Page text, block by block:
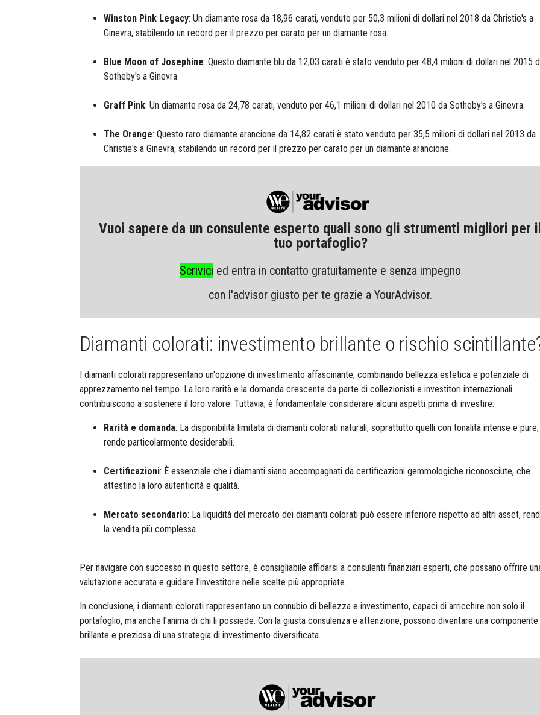
Winston Pink Legacy: Un diamante rosa da 18,96 carati, venduto per 50,3 milioni di dollari nel 2018 da Christie's a
Ginevra, stabilendo un record per il prezzo per carato per un diamante rosa.
Blue Moon of Josephine: Questo diamante blu da 12,03 carati è stato venduto per 48,4 milioni di dollari nel 2015
Sotheby's a Ginevra.
Graff Pink: Un diamante rosa da 24,78 carati, venduto per 46,1 milioni di dollari nel 2010 da Sotheby's a Ginevra.
The Orange: Questo raro diamante arancione da 14,82 carati è stato venduto per 35,5 milioni di dollari nel 2013 da
Christie's a Ginevra, stabilendo un record per il prezzo per carato per un diamante arancione.
Vuoi sapere da un consulente esperto quali sono gli strumenti migliori per
tuo portafoglio?
Scrivici ed entra in contatto gratuitamente e senza impegno
con l'advisor giusto per te grazie a YourAdvisor.
Diamanti colorati: investimento brillante o rischio
I diamanti colorati rappresentano un'opzione di investimento affascinante, combinando bellezza estetica e potenziale di
apprezzamento nel tempo. La loro rarità e la domanda crescente da parte di collezionisti e investitori internazionali
contribuiscono a sostenere il loro valore. Tuttavia, è fondamentale considerare alcuni aspetti prima di investire:​
Rarità e domanda: La disponibilità limitata di diamanti colorati naturali, soprattutto quelli con tonalità intense e
rende particolarmente desiderabili.​
Certificazioni: È essenziale che i diamanti siano accompagnati da certificazioni gemmologiche riconosciute, che
attestino la loro autenticità e qualità.​
Mercato secondario: La liquidità del mercato dei diamanti colorati può essere inferiore rispetto ad altri asset,
la vendita più complessa.​
Per navigare con successo in questo settore, è consigliabile affidarsi a consulenti finanziari esperti, che possano offrire
valutazione accurata e guidare l'investitore nelle scelte più appropriate.​
In conclusione, i diamanti colorati rappresentano un connubio di bellezza e investimento, capaci di arricchire non solo il
portafoglio, ma anche l'anima di chi li possiede. Con la giusta consulenza e attenzione, possono diventare una componente
brillante e preziosa di una strategia di investimento diversificata.